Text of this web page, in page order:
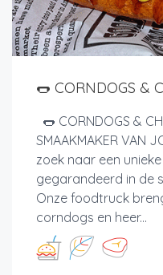
🌭 CORNDOGS &
🌭 CORNDOGS &
SMAAKMAKER VAN
zoek naar een
gegarandeerd in de
Onze foodtruck
corndogs en heer...